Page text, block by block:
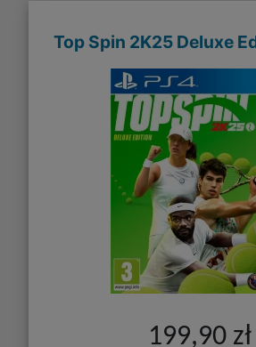
Top Spin 2K25 Deluxe
199,90 zł